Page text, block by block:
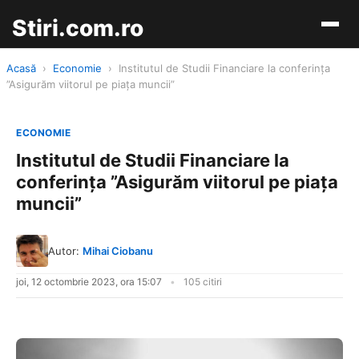
Stiri.com.ro
Acasă › Economie ›
Institutul de Studii Financiare la conferința
”Asigurăm viitorul pe piața muncii”
ECONOMIE
Institutul de Studii Financiare la
conferința ”Asigurăm viitorul pe piața
muncii”
Autor: Mihai Ciobanu
joi, 12 octombrie 2023, ora 15:07 105 citiri